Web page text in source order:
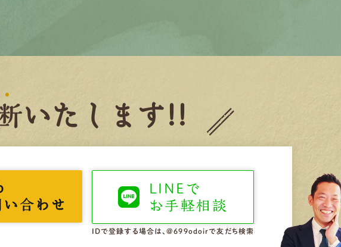
いたします!!
い合わせ
LINEで
お手軽相談
IDで登録する場合は、@699odoirで友だち検索